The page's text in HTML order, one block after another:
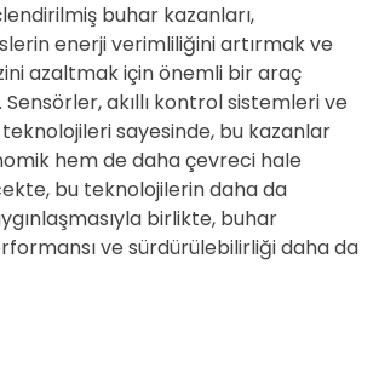
buhar kazanları,
enerji verimliliğini artırmak ve
azaltmak için önemli bir araç
akıllı kontrol sistemleri ve
sayesinde, bu kazanlar
hem de daha çevreci hale
bu teknolojilerin daha da
birlikte, buhar
ve sürdürülebilirliği daha da